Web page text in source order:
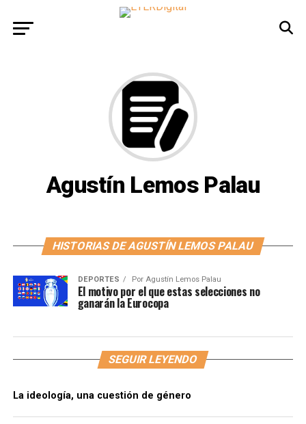
Agustín Lemos Palau
HISTORIAS DE AGUSTÍN LEMOS PALAU
DEPORTES Por Agustín Lemos Palau
El motivo por el que estas selecciones no
ganarán la Eurocopa
SEGUIR LEYENDO
La ideología, una cuestión de género